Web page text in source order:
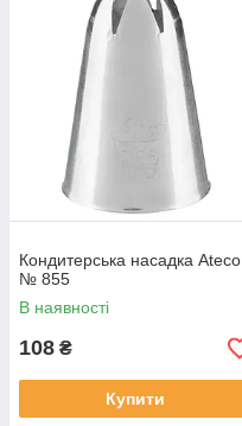
Кондитерська насадка Ateco
№ 855
В наявності
108 ₴
Купити